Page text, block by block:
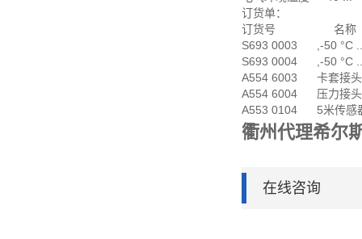
订货单：
订货号 名称
S693 0003 ,-50 °C ...
S693 0004 ,-50 °C ...
A554 6003 卡套接头
A554 6004 压力接头
A553 0104 5米传感器
衢州代理希尔
在线咨询